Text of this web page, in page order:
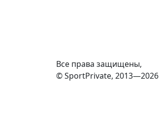
Все права защищены,
© SportPrivate, 2013—2026